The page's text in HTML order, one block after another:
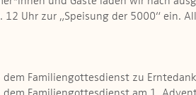
12 Uhr zur „Speisung der 5000“ ein.
dem Familiengottesdienst zu Erntedank